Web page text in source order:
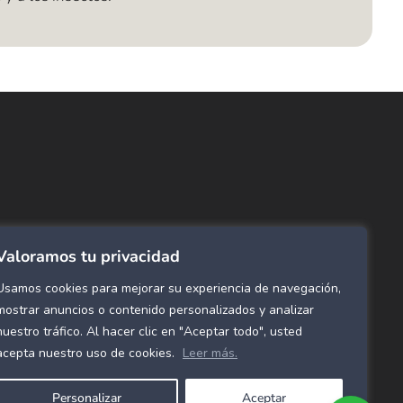
tu privacidad
cookies para mejorar su experiencia de navegación,
anuncios o contenido personalizados y analizar
tráfico. Al hacer clic en "Aceptar todo", usted
nuestro uso de cookies. Leer más.
Personalizar Aceptar
para pared
Residenciales
decorativos para pared
Flex
para gimnasio